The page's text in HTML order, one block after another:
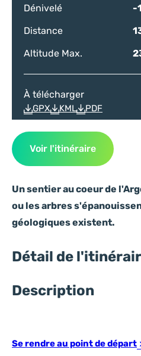
Un sentier au coeur de
ou les arbres
géologiques existent.
Détail de
Description
Dénivelé
-
Distance
Altitude Max.
À télécharger
GPX KML PDF
Voir l'itinéraire
Se rendre au point de départ